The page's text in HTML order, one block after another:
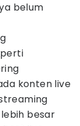
belum
konten live
besar